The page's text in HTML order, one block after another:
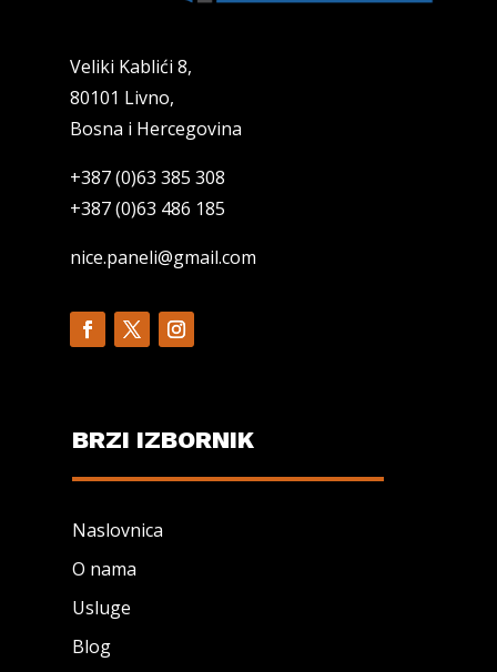
Veliki Kablići 8,
80101 Livno,
Bosna i Hercegovina
+387 (0)63 385 308
+387 (0)63 486 185
nice.paneli@gmail.com
BRZI IZBORNIK
Naslovnica
O nama
Usluge
Blog